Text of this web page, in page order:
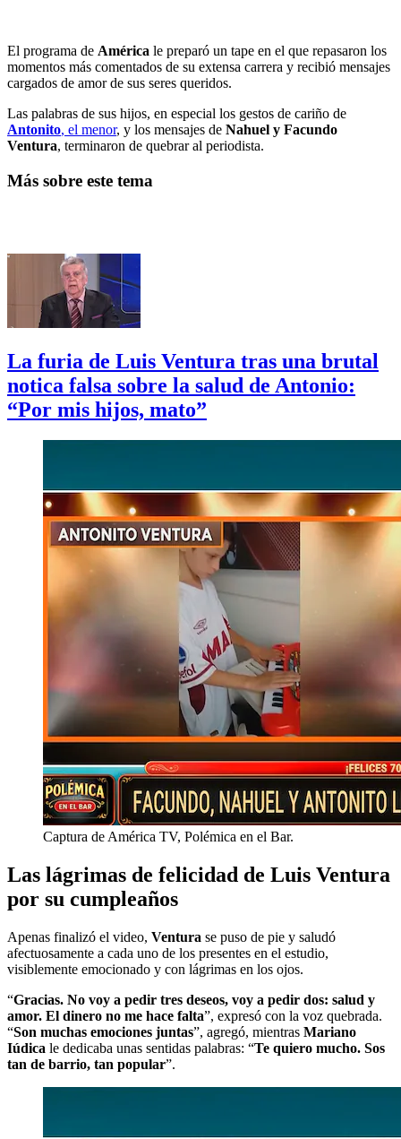
El programa de América le preparó un tape en el que repasaron los
momentos más comentados de su extensa carrera y recibió mensajes
cargados de amor de sus seres queridos.
Las palabras de sus hijos, en especial los gestos de cariño de
Antonito, el menor, y los mensajes de Nahuel y Facundo
Ventura, terminaron de quebrar al periodista.
Más sobre este tema
La furia de Luis Ventura tras una brutal
notica falsa sobre la salud de Antonio:
“Por mis hijos, mato”
Captura de América TV, Polémica en el Bar.
Las lágrimas de felicidad de Luis Ventura
por su cumpleaños
Apenas finalizó el video, Ventura se puso de pie y saludó
afectuosamente a cada uno de los presentes en el estudio,
visiblemente emocionado y con lágrimas en los ojos.
“Gracias. No voy a pedir tres deseos, voy a pedir dos: salud y
amor. El dinero no me hace falta”, expresó con la voz quebrada.
“Son muchas emociones juntas”, agregó, mientras Mariano
Iúdica le dedicaba unas sentidas palabras: “Te quiero mucho. Sos
tan de barrio, tan popular”.